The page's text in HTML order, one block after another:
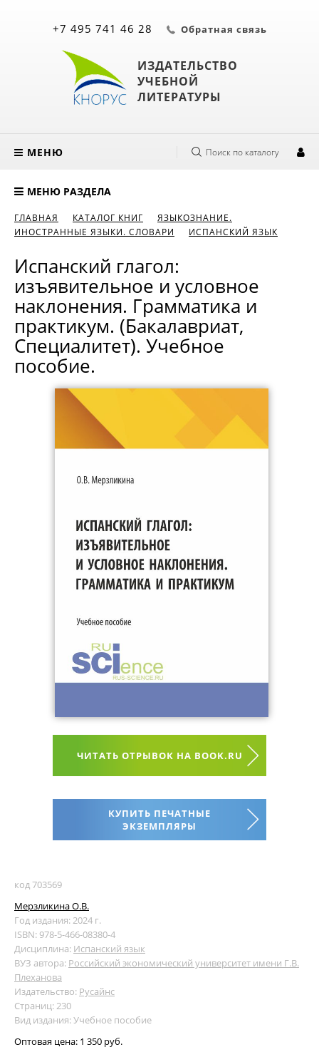
ИЗДАТЕЛЬСТВО
УЧЕБНОЙ
ЛИТЕРАТУРЫ
+7 495 741 46 28 Обратная связь
МЕНЮ Поиск по каталогу
МЕНЮ РАЗДЕЛА
ГЛАВНАЯ КАТАЛОГ КНИГ
ЯЗЫКОЗНАНИЕ.
ИНОСТРАННЫЕ ЯЗЫКИ. СЛОВАРИ
ИСПАНСКИЙ ЯЗЫК
Испанский глагол:
изъявительное и условное
наклонения. Грамматика и
практикум. (Бакалавриат,
Специалитет). Учебное
пособие.
ЧИТАТЬ ОТРЫВОК НА BOOK.RU
КУПИТЬ ПЕЧАТНЫЕ
ЭКЗЕМПЛЯРЫ
код 703569
Мерзликина О.В.
Год издания: 2024 г.
ISBN: 978-5-466-08380-4
Дисциплина: Испанский язык
ВУЗ автора: Российский экономический университет имени Г.В.
Плеханова
Издательство: Русайнс
Страниц: 230
Вид издания: Учебное пособие
Оптовая цена: 1 350 руб.